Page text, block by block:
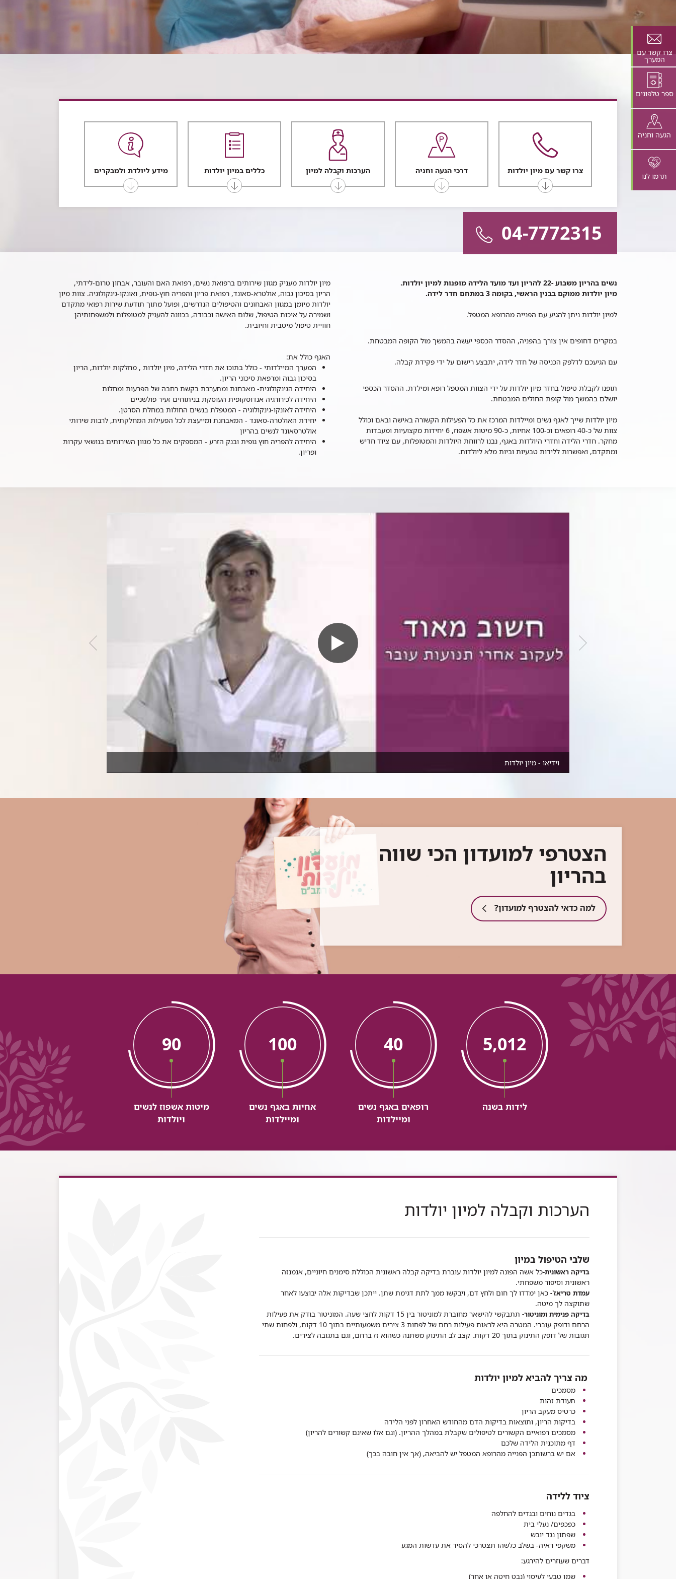
צרו קשר עם
המערך
ספר טלפונים
הגעה וחניה
תרמו לנו
צרו קשר עם מיון יולדות דרכי הגעה וחניה הערכות וקבלה למיון כללים במיון יולדות מידע ליולדת ולמבקרים
04-7772315
נשים בהריון משבוע -22 להריון ועד מועד הלידה מופנות למיון יולדות.
מיון יולדות ממוקם בבנין הראשי, בקומה 3 במתחם חדר לידה.
למיון יולדות ניתן להגיע עם הפנייה מהרופא המטפל.
במקרים דחופים אין צורך בהפניה, ההסדר הכספי יעשה בהמשך מול הקופה המבטחת.
עם הגיעכם לדלפק הכניסה של חדר לידה, יתבצע רישום על ידי פקידת קבלה.
תופנו לקבלת טיפול בחדר מיון יולדות על ידי הצוות המטפל רופא ומילדת.​ ההסדר הכספי
יושלם בהמשך מול קופת החולים המבטחת.
מיון יולדות שייך לאגף נשים ומיילדות המרכז את כל הפעילות הקשורה באישה ובאם וכולל
צוות של כ-40 רופאים וכ-100 אחיות, כ-90 מיטות אשפוז, 6 יחידות מקצועיות ומעבדות
מחקר. חדרי הלידה וחדרי היולדות באגף, נבנו לרווחת היולדות והמטופלות, עם ציוד חדיש
ומתקדם, ואפשרות ללידות טבעיות וביות מלא ליולדות.
מיון יולדות מעניק מגוון שירותים ברפואת נשים, רפואת האם והעובר, אבחון טרום-לידתי,
הריון בסיכון גבוה, אולטרא-סאונד, רפואת פריון והפריה חוץ-גופית, ואונקו-גינקולוגיה. צוות מיון
יולדות מיומן במגוון האבחונים והטיפולים הנדרשים, ופועל מתוך תודעת שירות רפואי מתקדם
ושמירה על איכות הטיפול, שלום האישה וכבודה, בכוונה להעניק למטופלות ולמשפחותיהן
חוויית טיפול מיטבית וחיובית.
האגף כולל את:
המערך המיילדותי - כולל בתוכו את חדרי הלידה, מיון יולדות , מחלקות יולדות, הריון
בסיכון גבוה ומרפאת סיכוני הריון.
היחידה הגינקולוגית- מאבחנת ומתערבת בקשת רחבה של הפרעות ומחלות
היחידה לכירורגיה אנדוסקופית העוסקת בניתוחים זעיר פולשניים
היחידה לאונקו-גינקולוגיה - המטפלת בנשים החולות במחלת הסרטן.
יחידת האולטרה-סאונד - המאבחנת ומייעצת לכל הפעילות המחלקתית, לרבות שירותי
אולטרסאונד לנשים בהריון
היחידה להפריה חוץ גופית ובנק הזרע - המספקים את כל מגוון השירותים בנושאי עקרות
ופריון.
וידיאו - מיון יולדות
הצטרפי למועדון הכי שווה
בהריון
למה כדאי להצטרף למועדון?
סטטיסטקה
5,012
לידות בשנה
40
רופאים באגף נשים
ומיילדות
100
אחיות באגף נשים
ומיילדות
90
מיטות אשפוז לנשים
ויולדות
הערכות וקבלה למיון יולדות
שלבי הטיפול במיון
בדיקה ראשונית-כל אשה הפונה למיון יולדות עוברת בדיקה קבלה ראשונית הכוללת סימנים חיוניים, אנמנזה
ראשונית וסיפור משפחתי.
עמדת טריאז'- כאן ימדדו לך חום ולחץ דם, ויבקשו ממך לתת דגימת שתן. ייתכן שבדיקות אלה יבוצעו לאחר
שתוקצה לך מיטה.
בדיקה פנימית ומוניטור-
תתבקשי להישאר מחוברת למוניטור בין 15 דקות לחצי שעה. המוניטור בודק את פעילות
הרחם ודופק עוברי. המטרה היא לראות פעילות רחם של לפחות 3 צירים משמעותיים בתוך 10 דקות, ולפחות שתי
תגובות של דופק התינוק בתוך 20 דקות. קצב לב התינוק משתנה כשהוא זז ברחם, וגם בתגובה לצירים.
מה צריך להביא למיון יולדות
מסמכים
תעודת זהות
כרטיס מעקב הריון
בדיקות הריון, ותוצאות בדיקות הדם מהחודש האחרון לפני הלידה
מסמכים רפואיים הקשורים לטיפולים שקבלת במהלך ההריון. (וגם אלו שאינם קשורים להריון)
דף מתוכנית הלידה שלכם
אם יש ברשותכן הפנייה מהרופא המטפל יש להביאה, (אך אין חובה בכך)
ציוד ללידה
בגדים נוחים ובגדים להחלפה
כפכפים/ נעלי בית
שפתון נגד יובש
משקפי ראיה- בשלב כלשהו תצטרכי להסיר את עדשות המגע
דברים שעוזרים להירגע:
שמן טבעי לעיסוי (נבט חיטה או אחר)